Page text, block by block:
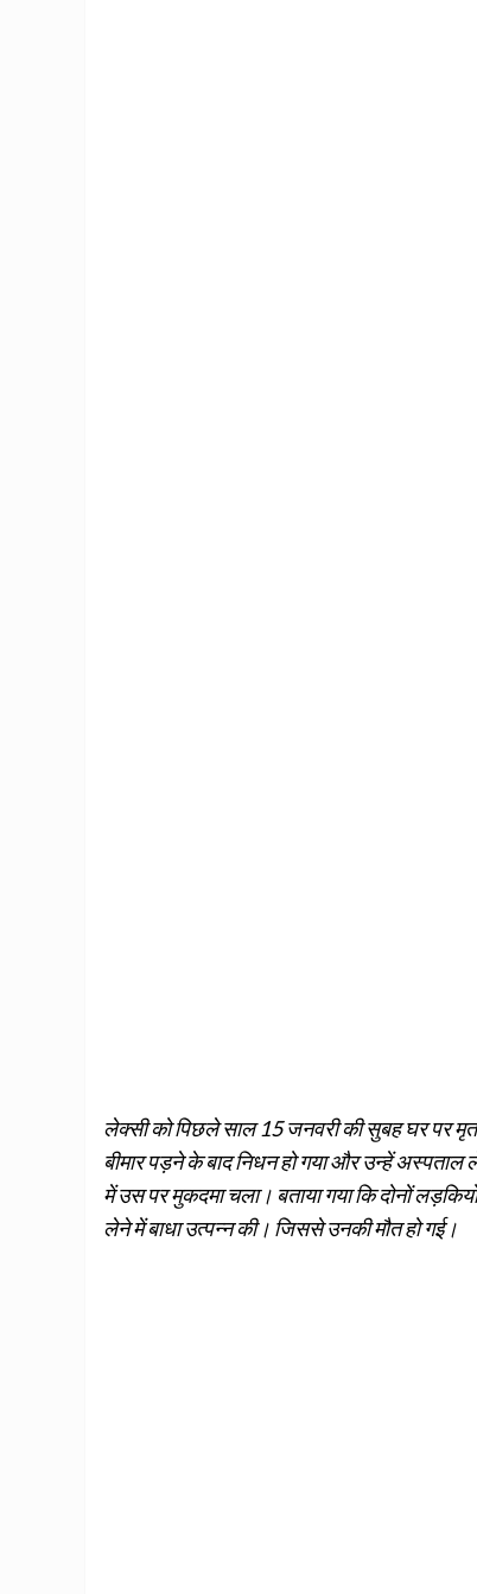
लेक्सी को पिछले साल 15 जनवरी की सुबह घर पर मृत
बीमार पड़ने के बाद निधन हो गया और उन्हें अस्पताल
में उस पर मुकदमा चला। बताया गया कि दोनों
लेने में बाधा उत्पन्न की। जिससे उनकी मौत हो गई।